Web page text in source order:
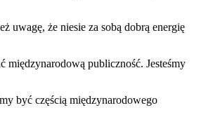
że niesie za sobą dobrą energię
międzynarodową publiczność. Jesteśmy
być częścią międzynarodowego